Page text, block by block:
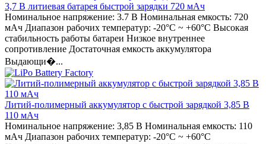
3,7 В литиевая батарея быстрой зарядки 720 мАч
Номинальное напряжение: 3.7 В Номинальная емкость: 720
мАч Диапазон рабочих температур: -20°C ~ +60°C Высокая
стабильность работы батареи Низкое внутреннее
сопротивление Достаточная емкость аккумулятора
Выдающи�...
Литий-полимерный аккумулятор с быстрой зарядкой 3,85 В
110 мАч
Номинальное напряжение: 3,85 В Номинальная емкость: 110
мАч Диапазон рабочих температур: -20°C ~ +60°C